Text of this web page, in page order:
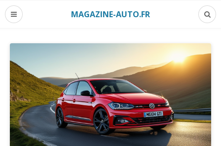
MAGAZINE-AUTO.FR